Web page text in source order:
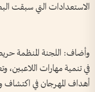
الاستعدادات التي سبقت
وأضاف: اللجنة المنظمة
في تنمية مهارات اللاعبين،
أهداف المهرجان في اكتشاف